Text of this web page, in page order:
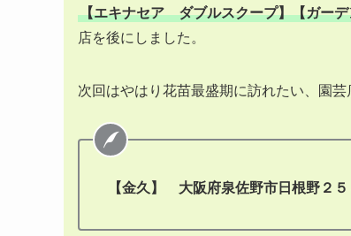
【エキナセア ダブルスクープ】【ガー
店を後にしました。
次回はやはり花苗最盛期に訪れたい、園
【金久】 大阪府泉佐野市日根野